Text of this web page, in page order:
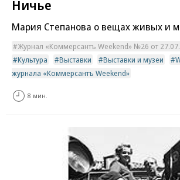
Ничье
Мария Степанова о вещах живых и
Журнал «Коммерсантъ Weekend» №26 от
Культура
Выставки Выставки и музеи
журнала «Коммерсантъ Weekend»
8 мин.